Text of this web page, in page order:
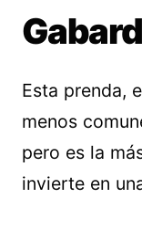
Esta prenda,
menos
pero es la
invierte en